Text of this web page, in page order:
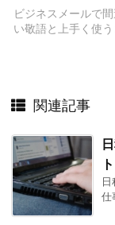
ビジネスメールで
い敬語と上手く使
関連記事
仕